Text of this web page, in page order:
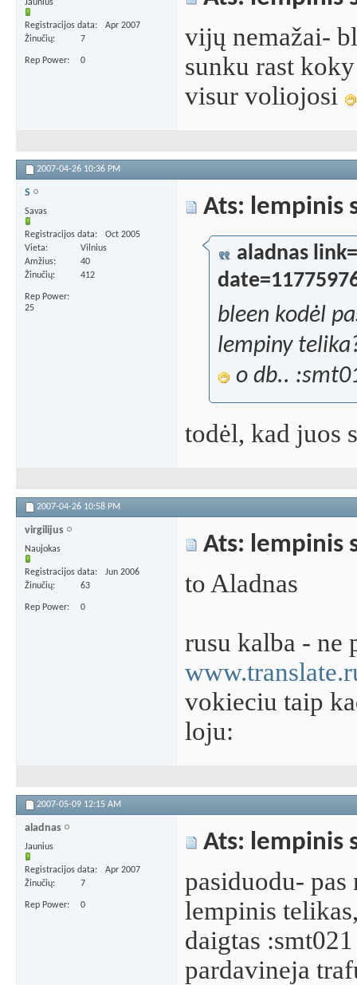
Jaunius
Registracijos data
Apr 2007
Žinučių
7
Rep Power 0
vijų nemažai-
sunku rast
visur voliojosi
2007-04-26 10:36 PM
S
Savas
Registracijos data
Oct 2005
Vieta
Vilnius
Amžius
40
Žinučių
412
Rep Power
25
Ats: lempinis
aladnas
bleen kodėl
lempiny
o db..
todėl, kad juos
2007-04-26 10:58 PM
virgilijus
Naujokas
Registracijos data
Jun 2006
Žinučių
63
Rep Power 0
Ats: lempinis
to Aladnas
rusu kalba - ne
vokieciu taip
loju:
2007-05-09 12:15 AM
aladnas
Jaunius
Registracijos data
Apr 2007
Žinučių
7
Rep Power 0
Ats: lempinis
pasiduodu-
lempinis
daigtas
pardavineja